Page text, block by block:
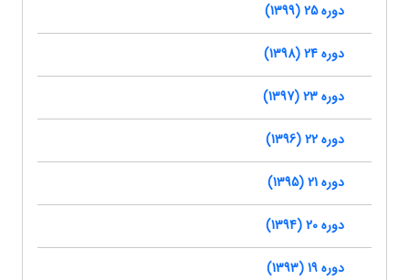
دوره 25 (1399)
دوره 24 (1398)
دوره 23 (1397)
دوره 22 (1396)
دوره 21 (1395)
دوره 20 (1394)
دوره 19 (1393)